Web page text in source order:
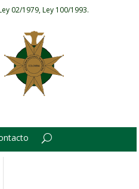
02/1979, Ley 100/1993.